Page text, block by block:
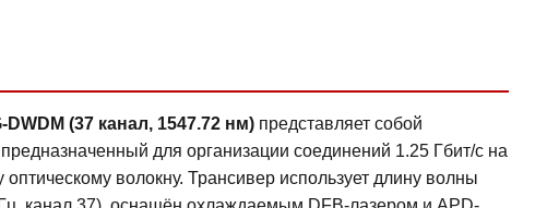
(37 канал, 1547.72 нм) представляет собой
для организации соединений 1.25 Гбит/с на
волокну. Трансивер использует длину волны